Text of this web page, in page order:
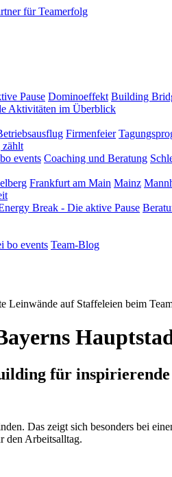
Pause Dominoeffekt Building
Aktivitäten im Überblick
Firmenfeier
zählt
events Coaching und Beratung
Frankfurt am Main Mainz
Break - Die aktive Pause
bo events Team-Blog
für
Das zeigt sich besonders bei
den Arbeitsalltag.